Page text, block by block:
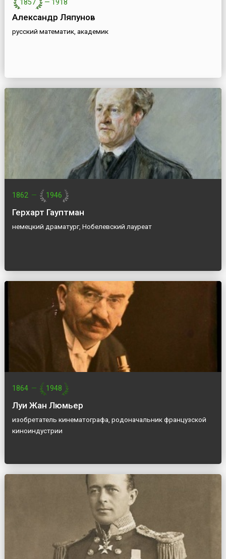
1857 — 1918
Александр Ляпунов
русский математик, академик
1862 — 1946
Герхарт Гауптман
немецкий драматург, Нобелевский лауреат
1864 — 1948
Луи Жан Люмьер
изобретатель кинематографа, родоначальник французской
киноиндустрии